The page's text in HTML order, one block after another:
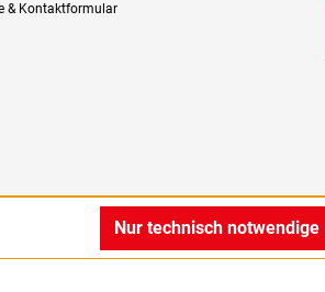
& Kontaktformular
Nur technisch notwendige